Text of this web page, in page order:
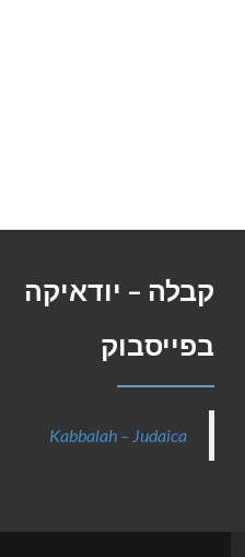
קבלה – יודאיקה
בפייסבוק
Kabbalah – Judaica